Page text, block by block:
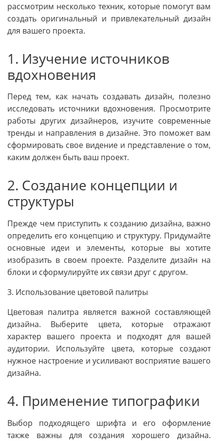
рассмотрим несколько техник, которые помогут вам
создать оригинальный и привлекательный дизайн
для вашего проекта.
1. Изучение источников
вдохновения
Перед тем, как начать создавать дизайн, полезно
исследовать источники вдохновения. Просмотрите
работы других дизайнеров, изучите современные
тренды и направления в дизайне. Это поможет вам
сформировать свое видение и представление о том,
каким должен быть ваш проект.
2. Создание концепции и
структуры
Прежде чем приступить к созданию дизайна, важно
определить его концепцию и структуру. Придумайте
основные идеи и элементы, которые вы хотите
изобразить в своем проекте. Разделите дизайн на
блоки и сформулируйте их связи друг с другом.
3. Использование цветовой палитры
Цветовая палитра является важной составляющей
дизайна. Выберите цвета, которые отражают
характер вашего проекта и подходят для вашей
аудитории. Используйте цвета, которые создают
нужное настроение и усиливают восприятие вашего
дизайна.
4. Применение типографики
Выбор подходящего шрифта и его оформление
также важны для создания хорошего дизайна.